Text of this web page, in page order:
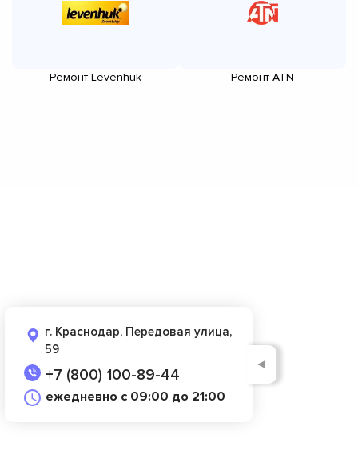
Ремонт Levenhuk Ремонт ATN
г. Краснодар, Передовая улица,
59
+7 (800) 100-89-44
ежедневно с 09:00 до 21:00
◄